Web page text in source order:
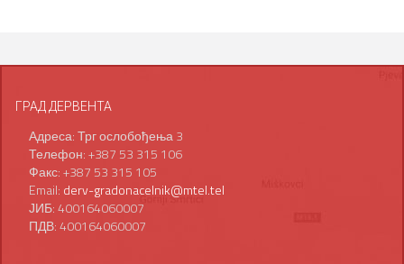
ГРАД ДЕРВЕНТА
Адреса: Трг ослобођења 3
Телефон: +387 53 315 106
Факс: +387 53 315 105
Email: derv-gradonacelnik@mtel.tel
ЈИБ: 400164060007
ПДВ: 400164060007